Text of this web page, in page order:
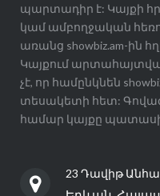
պարտադիր է: Կայքի
կամ ամբողջական
առանց showbiz.am-ին
Կայքում
չէ, որ համընկնեն
տեսակետի հետ:
համար կայքը
23 Դավիթ